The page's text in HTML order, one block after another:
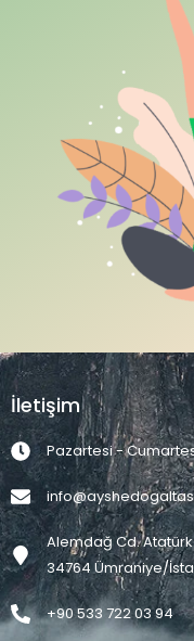
İletişim
Pazartesi -
Alemdağ Cd. Atatürk
34764 Ümraniye/
+90 533 722 03 94